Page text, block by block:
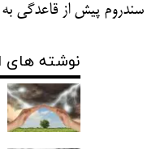
سندروم پیش از قاعدگی به
نوشته های